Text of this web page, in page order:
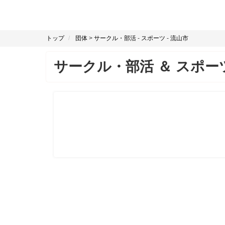
トップ 団体 > サークル・部活 - スポーツ - 流山市
サークル・部活＆ スポー